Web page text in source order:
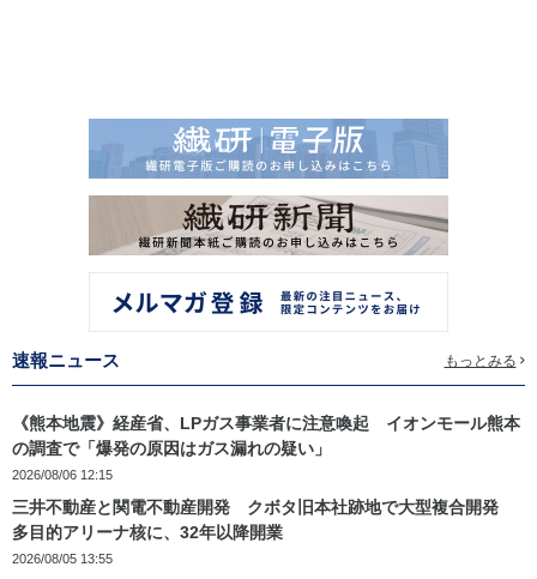
速報ニュース もっとみる
《熊本地震》経産省、LPガス事業者に注意喚起 イオンモール熊本
の調査で「爆発の原因はガス漏れの疑い」
2026/08/06 12:15
三井不動産と関電不動産開発 クボタ旧本社跡地で大型複合開発
多目的アリーナ核に、32年以降開業
2026/08/05 13:55